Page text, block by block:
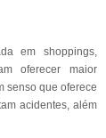
em shoppings,
oferecer maior
senso que oferece
acidentes, além